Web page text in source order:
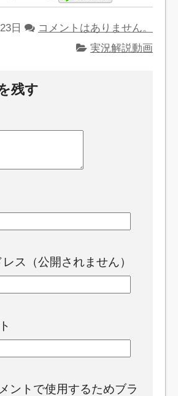
日
コメントはありません。
実況解説動画
残す
ス（公開されません）
ントで使用するためブラ